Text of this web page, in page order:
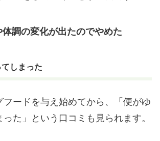
調の変化が出たのでやめた
しまった
フードを与え始めてから、「便がゆ
た」という口コミも見られます。